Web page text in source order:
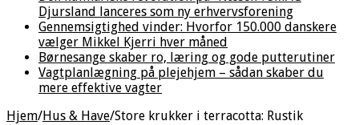
Djursland lanceres som ny erhvervsforening
Gennemsigtighed vinder: Hvorfor 150.000 danskere
vælger Mikkel Kjerri hver måned
Børnesange skaber ro, læring og gode putterutiner
Vagtplanlægning på plejehjem – sådan skaber du
mere effektive vagter
Hjem/Hus & Have/Store krukker i terracotta: Rustik